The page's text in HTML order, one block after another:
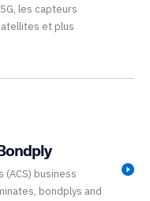
les capteurs
et plus
(ACS) business
bondplys and